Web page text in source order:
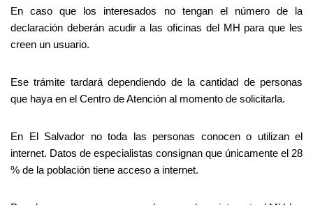
En caso que los interesados no tengan el número de la
declaración deberán acudir a las oficinas del MH para que les
creen un usuario.
Ese trámite tardará dependiendo de la cantidad de personas
que haya en el Centro de Atención al momento de solicitarla.
En El Salvador no toda las personas conocen o utilizan el
internet. Datos de especialistas consignan que únicamente el 28
% de la población tiene acceso a internet.